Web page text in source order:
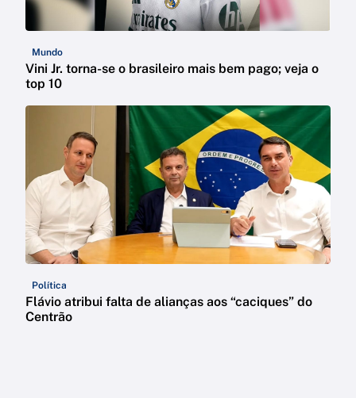
Mundo
Vini Jr. torna-se o brasileiro mais bem pago; veja o
top 10
Política
Flávio atribui falta de alianças aos “caciques” do
Centrão